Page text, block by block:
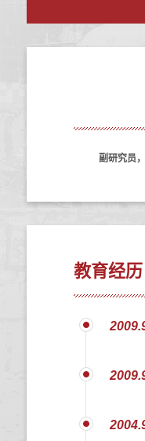
副研究员，
教育经历